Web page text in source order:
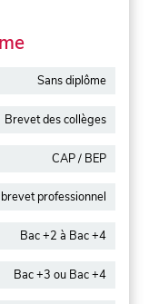
Sans diplôme
Brevet des collèges
CAP / BEP
professionnel
Bac +2 à Bac +4
Bac +3 ou Bac +4